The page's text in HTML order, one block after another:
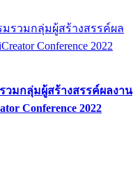
วมกลุ่มผู้สร้างสรรค์ผลงาน
Conference 2022